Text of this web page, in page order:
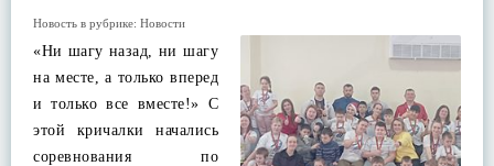
Новость в рубрике: Новости
«Ни шагу назад, ни шагу
на месте, а только вперед
и только все вместе!» С
этой кричалки начались
соревнования по